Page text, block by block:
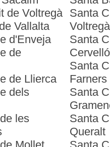
de Voltregà
Vallalta
d'Enveja
de
de Llierca
dels
les
Santa
Voltregà
Santa
Cervelló
Santa
Farners
Santa
Santa
Queralt